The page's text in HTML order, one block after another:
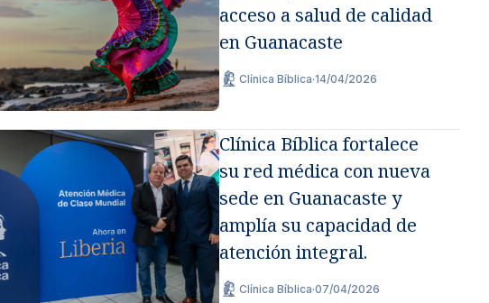
acceso a salud de calidad
en Guanacaste
Clínica Bíblica·14/04/2026
Clínica Bíblica fortalece
su red médica con nueva
sede en Guanacaste y
amplía su capacidad de
atención integral.
Clínica Bíblica·07/04/2026